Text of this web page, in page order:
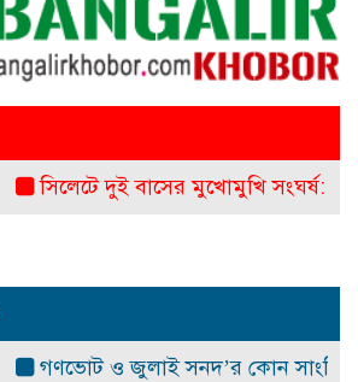
সিলেটে দুই বাসের মুখোমুখি সংঘর্ষ: নিহত ৭
গণভোট ও জুলাই সনদ’র কোন সাংবিধানিক